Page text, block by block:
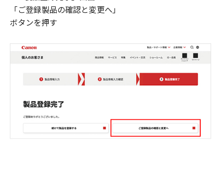
「ご登録製品の確認と変更へ」
ボタンを押す